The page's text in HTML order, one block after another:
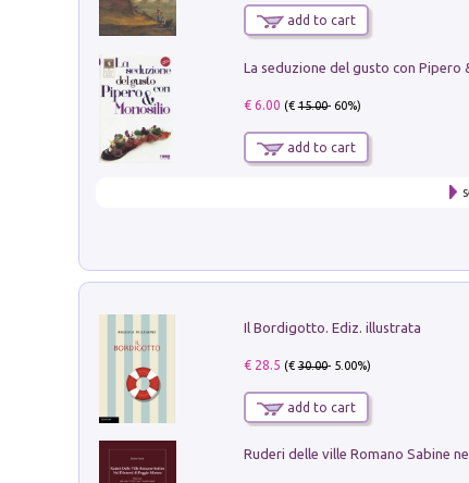
add to cart
€ 6.00 (€15.00- 60%)
add to cart
Il Bordigotto. Ediz. illustrata
€ 28.5 (€30.00- 5.00%)
add to cart